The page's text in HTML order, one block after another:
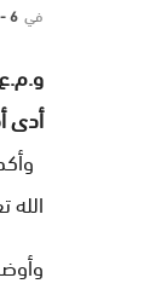
في 6 - أكتوبر - 2023 | 14:26 مساءً
أدى